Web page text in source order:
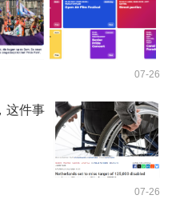
07-26
这件事
07-26